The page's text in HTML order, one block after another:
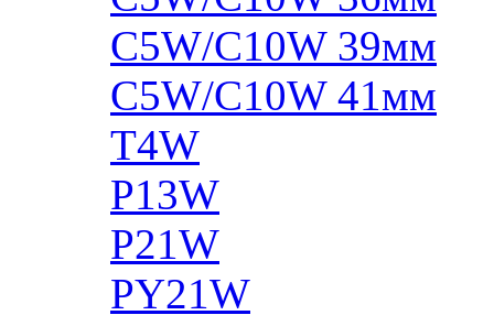
C5W/C10W 39мм
C5W/C10W 41мм
T4W
P13W
P21W
PY21W